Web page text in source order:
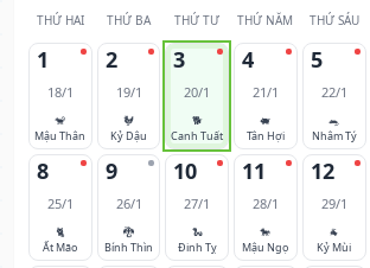
THỨ HAI THỨ BA THỨ TƯ THỨ NĂM THỨ SÁU
1
18/1
🐒
Mậu Thân
2
19/1
🐓
Kỷ Dậu
3
20/1
🐕
Canh Tuất
4
21/1
🐖
Tân Hợi
5
22/1
🐀
Nhâm Tý
8
25/1
🐈
Ất Mão
9
26/1
🐉
Bính Thìn
10
27/1
🐍
Đinh Tỵ
11
28/1
🐎
Mậu Ngọ
12
29/1
🐐
Kỷ Mùi